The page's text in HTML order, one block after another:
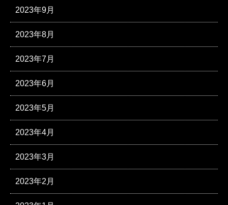
2023年9月
2023年8月
2023年7月
2023年6月
2023年5月
2023年4月
2023年3月
2023年2月